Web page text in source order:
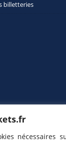
nécessaires
billetteries